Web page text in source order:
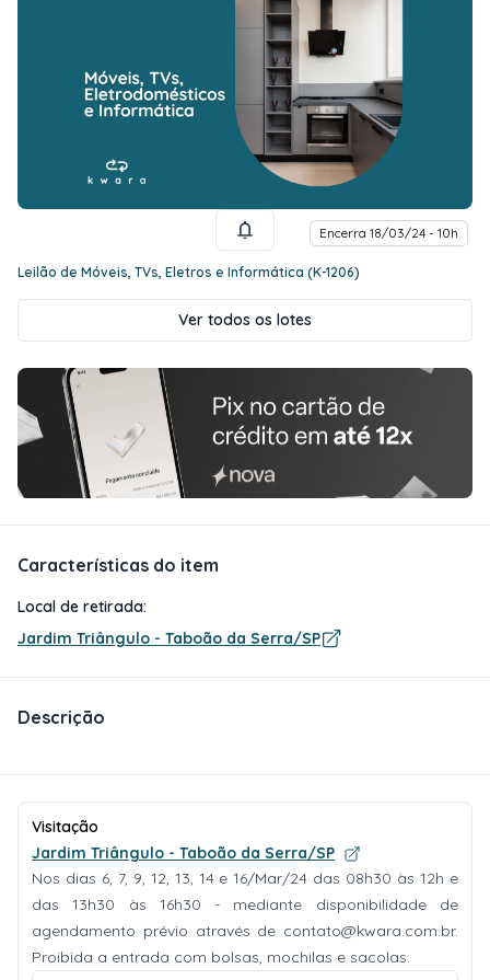
Encerra 18/03/24 - 10h
Leilão de Móveis, TVs, Eletros e Informática (K-1206)
Ver todos os lotes
Características do item
Local de retirada:
Jardim Triângulo - Taboão da Serra/SP
Descrição
Visitação
Jardim Triângulo - Taboão da Serra/SP
Nos dias 6, 7, 9, 12, 13, 14 e 16/Mar/24 das 08h30 às 12h e
das 13h30 às 16h30 - mediante disponibilidade de
agendamento prévio através de contato@kwara.com.br.
Proibida a entrada com bolsas, mochilas e sacolas.